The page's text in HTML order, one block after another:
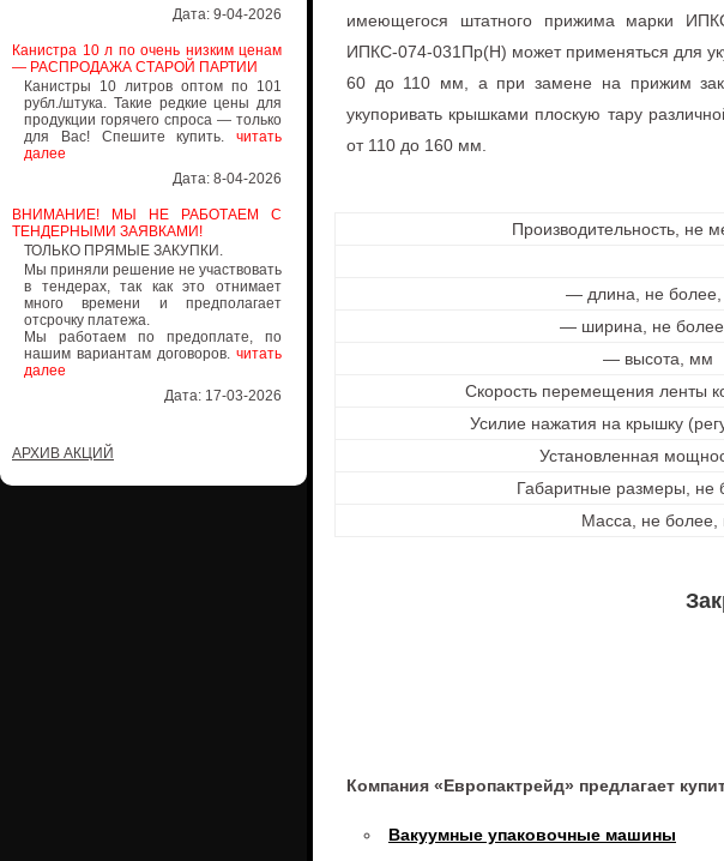
Дата: 9-04-2026
Канистра 10 л по очень низким ценам
— РАСПРОДАЖА СТАРОЙ ПАРТИИ
Канистры 10 литров оптом по 101
рубл./штука. Такие редкие цены для
продукции горячего спроса — только
для Вас! Спешите купить. читать
далее
Дата: 8-04-2026
ВНИМАНИЕ! МЫ НЕ РАБОТАЕМ С
ТЕНДЕРНЫМИ ЗАЯВКАМИ!
ТОЛЬКО ПРЯМЫЕ ЗАКУПКИ.
Мы приняли решение не участвовать
в тендерах, так как это отнимает
много времени и предполагает
отсрочку платежа.
Мы работаем по предоплате, по
нашим вариантам договоров. читать
далее
Дата: 17-03-2026
АРХИВ АКЦИЙ
имеющегося штатного прижима марки
ИПКС-074-031Пр(Н) может применяться для
60 до 110 мм, а при замене на прижим
укупоривать крышками плоскую тару
от 110 до 160 мм.
Производительность, не
— длина, не
— ширина, не
— высота, мм
Скорость перемещения ленты
Усилие нажатия на крышку
Установленная
Габаритные размеры, не
Масса, не более,
Компания «Европактрейд» предлагает
Вакуумные упаковочные машины